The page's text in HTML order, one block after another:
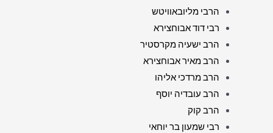
הרבי מליובאוויטש
רבי דוד אבוחצירא
הרב ישעיה מקרסטיר
הרב מאיר אבוחצירא
הרב מרדכי אליהו
הרב עובדיה יוסף
הרב קוק
רבי שמעון בר יוחאי